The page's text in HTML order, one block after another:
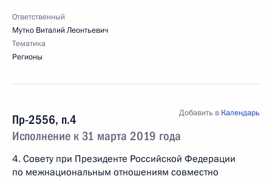
Ответственный
Мутко Виталий Леонтьевич
Тематика
Регионы
Пр-2556, п.4
Исполнение к 31 марта 2019 года
Добавить в Календарь
4. Совету при Президенте Российской Федерации
по межнациональным отношениям совместно